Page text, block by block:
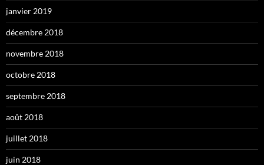
janvier 2019
décembre 2018
novembre 2018
octobre 2018
septembre 2018
août 2018
juillet 2018
juin 2018